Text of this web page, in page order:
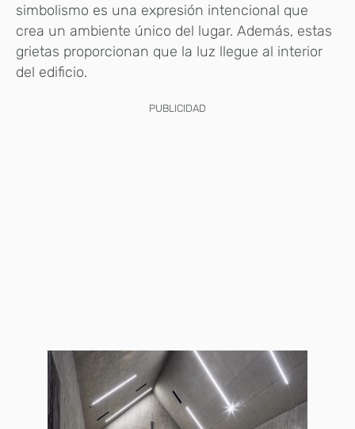
simbolismo es una expresión intencional que
crea un ambiente único del lugar. Además, estas
grietas proporcionan que la luz llegue al interior
del edificio.
PUBLICIDAD